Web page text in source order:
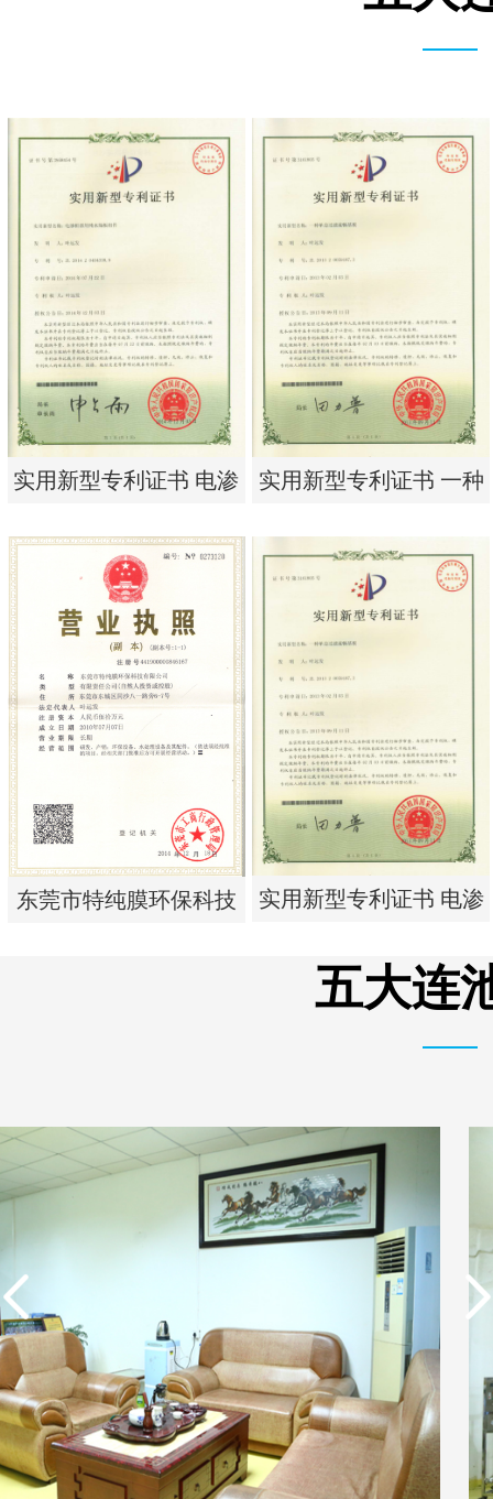
实用新型专利证书 电渗
实用新型专利证书 电渗
析器用纯水隔板组件
实用新型专利证书 一种
实用新型专利证书 一种
单边过滤流畅基板
东莞市特纯膜环保科技
有限公司营业执照
实用新型专利证书 电渗
析器用浓水隔板组件
五大连